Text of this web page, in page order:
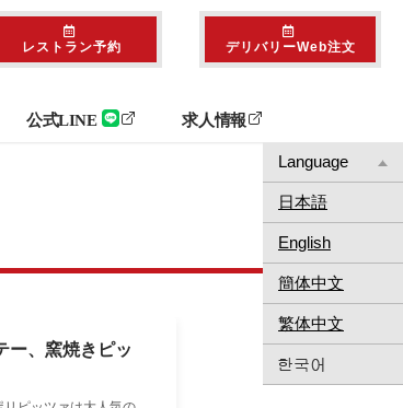
Language
日本語
English
簡体中文
繁体中文
レストラン予約 デリバリーWeb注文
公式LINE 求人情報
ー、窯焼きピッ